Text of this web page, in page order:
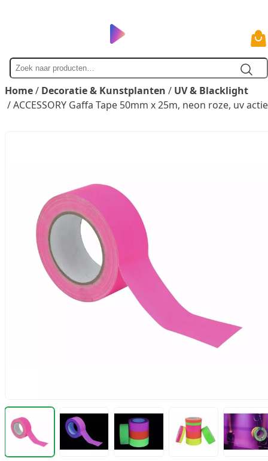
Zoek
naar
Home/ Decoratie & Kunstplanten / UV & Blacklight
/ ACCESSORY Gaffa Tape 50mm x 25m, neon roze, uv